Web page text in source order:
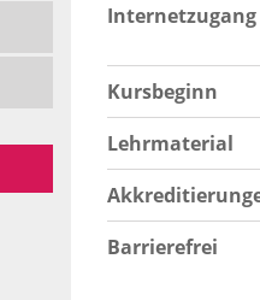
Internetzugang
Kursbeginn
Lehrmaterial
Barrierefrei